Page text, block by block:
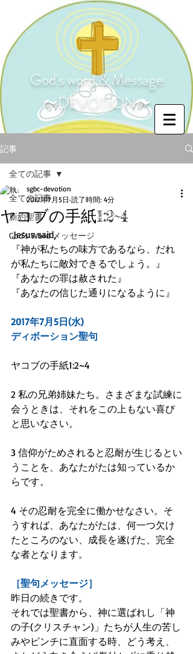
God's word & Message
〜DEVOTION〜
記事
全ての記事
新約聖書
God's Word メッセージ
全ての記事
ヤコブの手紙1:2~4
sgbc-devotion
2017年7月5日 読了時間: 4分
Jesus said,
『神が私たちの味方であるなら、だれ
が私たちに敵対できるでしょう。』
『あなたの罪は赦された』
『あなたの信じた通りになるように』
2017年7月5日(水)
ディボーション聖句
ヤコブの手紙1:2~4
2 私の兄弟姉妹たち。さまざまな試練に
会うときは、それをこの上もない喜び
と思いなさい。
3 信仰がためされると忍耐が生じるとい
うことを、あなたがたは知っているか
らです。
4 その忍耐を完全に働かせなさい。そ
うすれば、あなたがたは、何一つ欠け
たところのない、成長を遂げた、完全
な者となります。
［聖句メッセージ］
昨日の続きです。
それでは聖書から、神に選ばれし「神
の子(クリスチャン)」たちが人生の苦し
みやピンチに直面する時、どう考え、